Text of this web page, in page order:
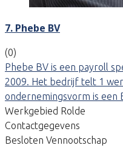
7. Phebe BV
(0)
Phebe BV is een payroll
2009. Het bedrijf telt 1
ondernemingsvorm is een
Werkgebied Rolde
Contactgegevens
Besloten Vennootschap